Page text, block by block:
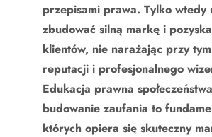
przepisami prawa. Tylko wtedy
zbudować silną markę i
klientów, nie narażając przy
reputacji i profesjonalnego
Edukacja prawna
budowanie zaufania to
których opiera się skuteczny